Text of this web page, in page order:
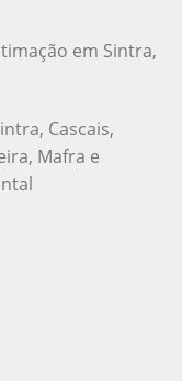
em Sintra,
Cascais,
Mafra e